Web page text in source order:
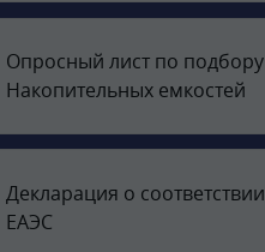
Опросный лист по подбору
Накопительных емкостей
Декларация о соответствии
ЕАЭС